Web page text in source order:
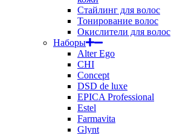
Стайлинг для волос
Тонирование волос
Окислители для волос
Наборы
Alter Ego
CHI
Concept
DSD de luxe
EPICA Professional
Estel
Farmavita
Glynt